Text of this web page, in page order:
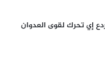
إي تحرك لقوى العدوان